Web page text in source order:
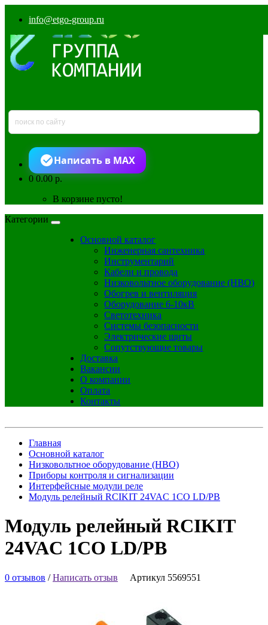
info@etgo-group.ru
Написать в MAX
00.00 р.
В корзине пусто!
Категории
Основной каталог
Инженерная сантехника
Инструментарий
Кабели и провода
Низковольтное оборудование (НВО)
Обогрев и вентиляция
Оборудование 6-10кВ
Светотехника
Системы безопасности
Электрические щиты
Сопутствующие товары
Доставка
Вакансии
О компании
Оплата
Контакты
Главная
Основной каталог
Низковольтное оборудование (НВО)
Приборы контроля и сигнализации
Интерфейсные модули реле
Модуль релейный RCIKIT 24VAC 1CO LD/PB
Модуль релейный RCIKIT
24VAC 1CO LD/PB
0 отзывов /Написать отзыв Артикул 5569551